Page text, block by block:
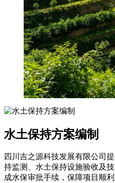
水土保持方案编制
四川吉之源科技发展有限公司
持监测、水土保持设施验收及
成水保审批手续，保障项目顺利